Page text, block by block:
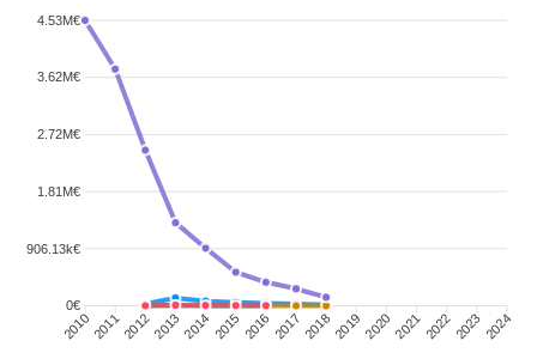
4.53M€
3.62M€
2.72M€
1.81M€
906.13k€
0€
201020112012201320142015 2016 2017 201820192020202120222023 2024